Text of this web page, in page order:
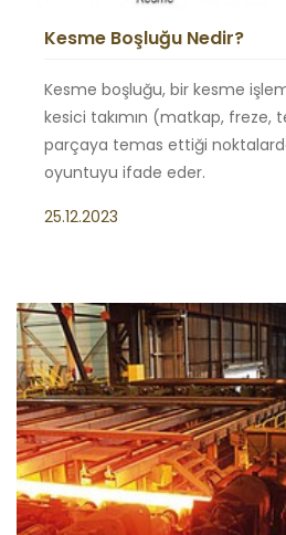
Kesme Boşluğu Nedir?
Kesme boşluğu, bir kesme
kesici takımın (matkap, freze,
parçaya temas ettiği
oyuntuyu ifade eder.
25.12.2023